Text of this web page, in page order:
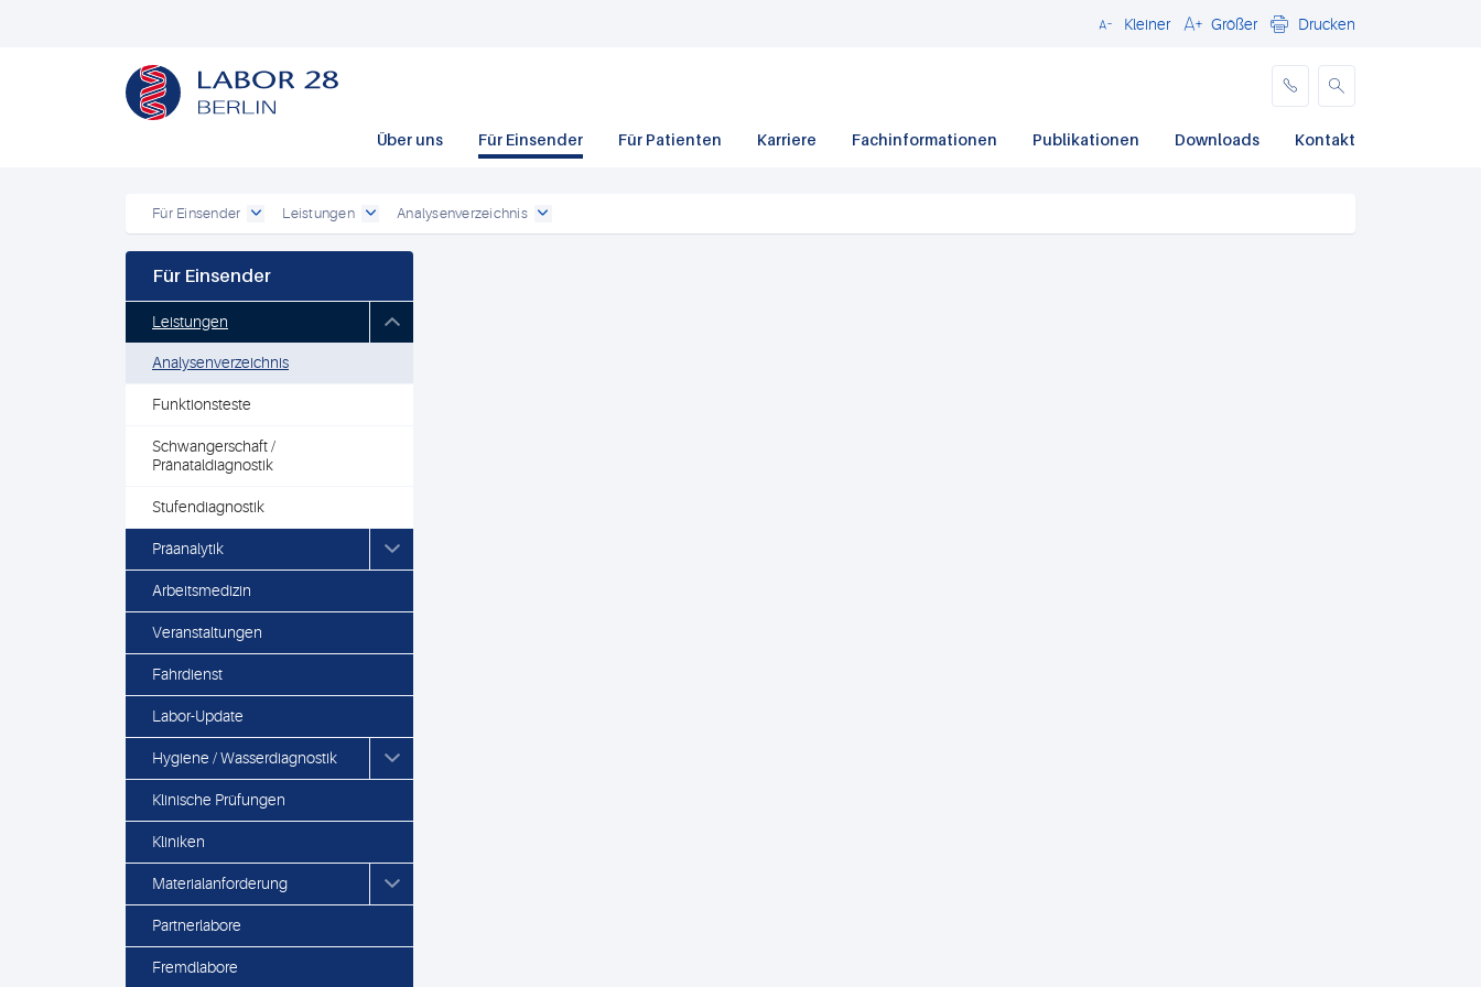
Schließen
Kleiner Größer Drucken
Über uns Für Einsender Für Patienten Karriere Fachinformationen Publikationen Downloads Kontakt
Für Einsender Leistungen Analysenverzeichnis
Für Einsender
Leistungen
Analysenverzeichnis
Funktionsteste
Schwangerschaft /
Pränataldiagnostik
Stufendiagnostik
Präanalytik
Arbeitsmedizin
Veranstaltungen
Fahrdienst
Labor-Update
Hygiene / Wasserdiagnostik
Klinische Prüfungen
Kliniken
Materialanforderung
Partnerlabore
Fremdlabore